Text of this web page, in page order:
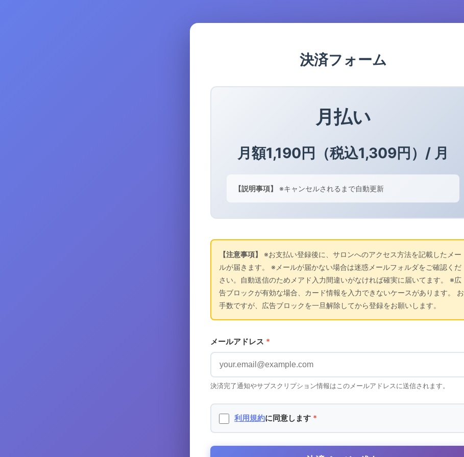
決済フォーム
月払い
月額1,190円（税込1,309円）/ 月
【説明事項】 ※キャンセルされるまで自動更新
【注意事項】
※お支払い登録後に、サロンへのアクセス方法を記載したメー
ルが届きます。 ※メールが届かない場合は迷惑メールフォルダをご確認くだ
さい。自動送信のためメアド入力間違いがなければ確実に届いてます。 ※広
告ブロックが有効な場合、カード情報を入力できないケースがあります。 お
手数ですが、広告ブロックを一旦解除してから登録をお願いします。
メールアドレス *
決済完了通知やサブスクリプション情報はこのメールアドレスに送信されます。
利用規約に同意します *